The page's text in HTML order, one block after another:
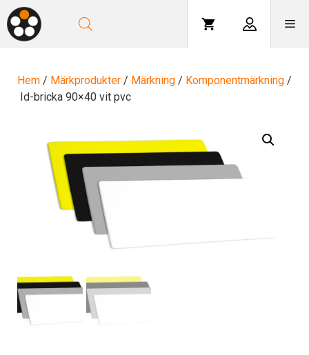
Hoppa
till
innehåll
Hem / Märkprodukter / Märkning / Komponentmärkning /
Id-bricka 90×40 vit pvc